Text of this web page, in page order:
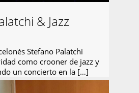
& Jazz
Stefano Palatchi
como crooner de jazz y
un concierto en la […]